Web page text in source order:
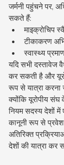
जर्मनी पहुंचने पर,
सकते हैं:
माइक्रोचिप
टीकाकरण
स्वास्थ्य
यदि सभी दस्तावेज
कर सकती है और
रूप से यात्रा करना
क्योंकि यूरोपीय संघ
नियम सदस्य देशों में
कानूनी रूप से प्रवेश
अतिरिक्त
देशों की यात्रा कर